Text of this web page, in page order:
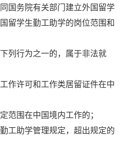
务院有关部门建立外国留学
留学生勤工助学的岗位范围和
列行为之一的，属于非法就
许可和工作类居留证件在中
围在中国境内工作的；
助学管理规定，超出规定的